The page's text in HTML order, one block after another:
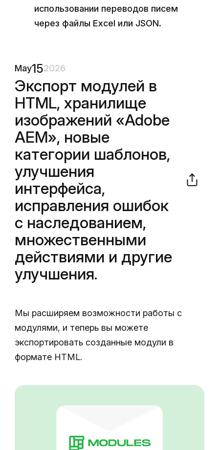
использовании переводов писем
через файлы Excel или JSON.
May152026
Экспорт модулей в
HTML, хранилище
изображений «Adobe
AEM», новые
категории шаблонов,
улучшения
интерфейса,
исправления ошибок
с наследованием,
множественными
действиями и другие
улучшения.
Мы расширяем возможности работы с
модулями, и теперь вы можете
экспортировать созданные модули в
формате HTML.